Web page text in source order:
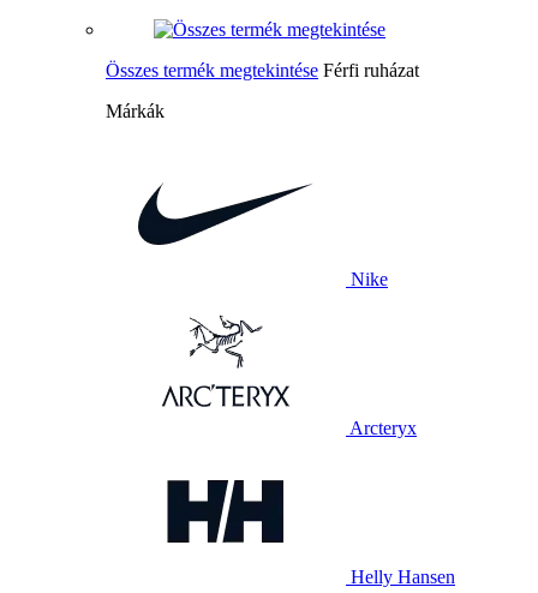
Összes termék megtekintése Férfi ruházat
Márkák
Nike
Arcteryx
Helly Hansen